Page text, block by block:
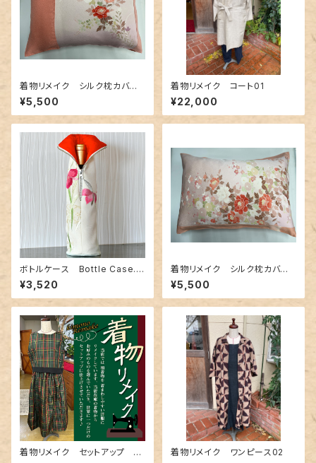
着物リメイク シルク枕カバ
ー 004
¥5,500
着物リメイク コート01
¥22,000
ボトルケース Bottle Case.1
3
¥3,520
着物リメイク シルク枕カバ
ー 008
¥5,500
着物リメイク セットアップ 0
着物リメイク ワンピース02